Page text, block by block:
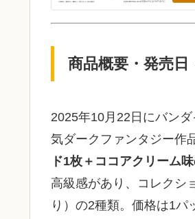
商品概要・発売日
2025年10月22日にバン
気ダークファンタジー作
ド1枚＋ココアクリーム
高級感があり、コレクシ
り）の2種類。価格は1